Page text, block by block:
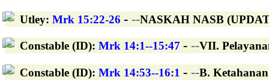
Utley: Mrk 15:22-26 - --NASKAH NASB
Constable (ID): Mrk 14:1--15:47 - --VII.
Constable (ID): Mrk 14:53--16:1 - --B.